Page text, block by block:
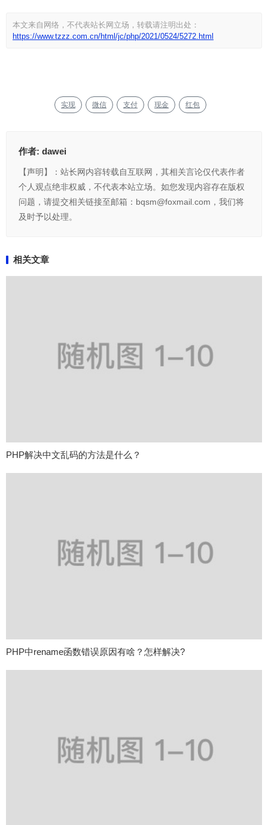
本文来自网络，不代表站长网立场，转载请注明出处：
https://www.tzzz.com.cn/html/jc/php/2021/0524/5272.html
实现 微信 支付 现金 红包
作者: dawei
【声明】：站长网内容转载自互联网，其相关言论仅代表作者
个人观点绝非权威，不代表本站立场。如您发现内容存在版权
问题，请提交相关链接至邮箱：bqsm@foxmail.com，我们将
及时予以处理。
相关文章
PHP解决中文乱码的方法是什么？
PHP中rename函数错误原因有啥？怎样解决?